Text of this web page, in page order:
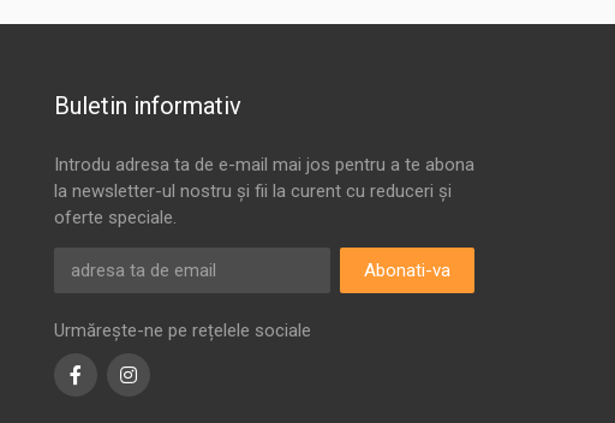
Buletin informativ
Introdu adresa ta de e-mail mai jos pentru a te abona
la newsletter-ul nostru și fii la curent cu reduceri și
oferte speciale.
Abonati-va
Urmărește-ne pe rețelele sociale
FacebookInstagram